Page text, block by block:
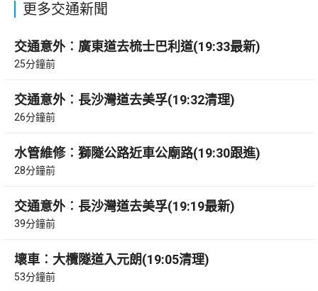
更多交通新聞
交通意外︰廣東道去梳士巴利道(19:33最新)
25分鐘前
交通意外︰長沙灣道去美孚(19:32清理)
26分鐘前
水管維修︰獅隧公路近車公廟路(19:30跟進)
28分鐘前
交通意外︰長沙灣道去美孚(19:19最新)
39分鐘前
壞車︰大欖隧道入元朗(19:05清理)
53分鐘前